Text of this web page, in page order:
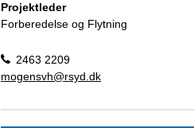
Projektleder
Forberedelse og Flytning
2463 2209
mogensvh@rsyd.dk